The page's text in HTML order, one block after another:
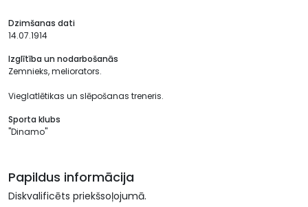
Dzimšanas dati
14.07.1914
Izglītība un nodarbošanās
Zemnieks, meliorators.
Vieglatlētikas un slēpošanas treneris.
Sporta klubs
"Dinamo"
Papildus informācija
Diskvalificēts priekšsoļojumā.